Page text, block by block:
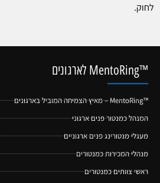
לחוק.
™MentoRing לארגונים
™MentoRing – מאיץ הצמיחה המוביל בארגונים
המנהל כמנטור פנים ארגוני
מעגלי מנטורינג פנים ארגוניים
מנהלי המכירות כמנטורים
ראשי צוותים כמנטורים